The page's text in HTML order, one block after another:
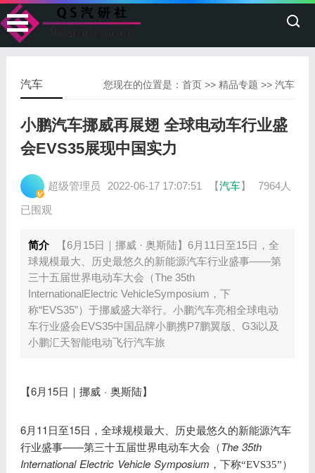
您现在的位置是：首页 >>精品专题 >>汽车
汽车
小鹏汽车挪威再展翅 全球电动车行业盛
会EVS35展现中国实力
超级管理员 2022-06-17 17:07:51 【汽车】
7964人
已围观
简介
【6月15日｜挪威 · 奥斯陆】6月11日至15日，全
球规模最大、历史最悠久的新能源汽车行业盛事——第
三十五届世界电动车大会（The 35th
InternationalElectric VehicleSymposium，下
称“EVS35”）于挪威盛大举行。小鹏汽车亮相全球电动
车行业盛会EVS35中国品牌小鹏携P7鹏翼版、G3i以及
小鹏汇天智能电动飞行汽车旅
【6月15日｜挪威 · 奥斯陆】
6月11日至15日，全球规模最大、历史最悠久的新能源汽车
行业盛事——第三十五届世界电动车大会（The 35th
International Electric Vehicle Symposium ，下称“EVS35”）